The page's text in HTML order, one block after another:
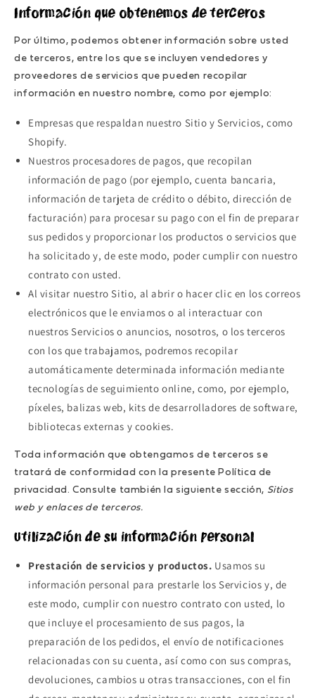
Información que obtenemos de terceros
Por último, podemos obtener información sobre usted
de terceros, entre los que se incluyen vendedores y
proveedores de servicios que pueden recopilar
información en nuestro nombre, como por ejemplo:
Empresas que respaldan nuestro Sitio y Servicios, como
Shopify.
Nuestros procesadores de pagos, que recopilan
información de pago (por ejemplo, cuenta bancaria,
información de tarjeta de crédito o débito, dirección de
facturación) para procesar su pago con el fin de preparar
sus pedidos y proporcionar los productos o servicios que
ha solicitado y, de este modo, poder cumplir con nuestro
contrato con usted.
Al visitar nuestro Sitio, al abrir o hacer clic en los correos
electrónicos que le enviamos o al interactuar con
nuestros Servicios o anuncios, nosotros, o los terceros
con los que trabajamos, podremos recopilar
automáticamente determinada información mediante
tecnologías de seguimiento online, como, por ejemplo,
píxeles, balizas web, kits de desarrolladores de software,
bibliotecas externas y cookies.
Toda información que obtengamos de terceros se
tratará de conformidad con la presente Política de
privacidad. Consulte también la siguiente sección, Sitios
web y enlaces de terceros.
Utilización de su información personal
Prestación de servicios y productos. Usamos su
información personal para prestarle los Servicios y, de
este modo, cumplir con nuestro contrato con usted, lo
que incluye el procesamiento de sus pagos, la
preparación de los pedidos, el envío de notificaciones
relacionadas con su cuenta, así como con sus compras,
devoluciones, cambios u otras transacciones, con el fin